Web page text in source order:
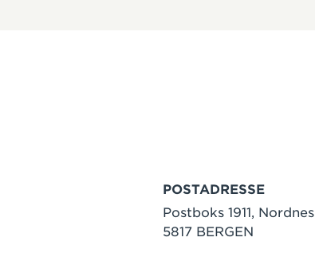
POSTADRESSE
Postboks 1911, Nordnes
5817 BERGEN